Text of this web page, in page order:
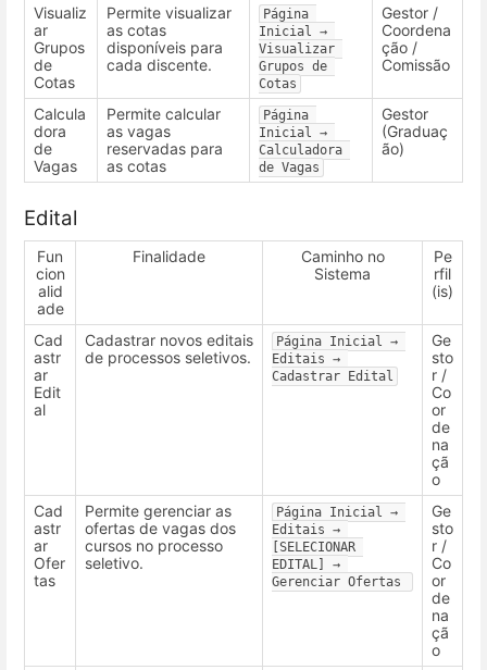
Visualiz
ar
Grupos
de
Cotas
Permite visualizar
as cotas
disponíveis para
cada discente.
Página
Inicial →
Visualizar
Grupos de
Cotas
Gestor /
Coordena
ção /
Comissão
Calcula
dora
de
Vagas
Permite calcular
as vagas
reservadas para
as cotas
Página
Inicial →
Calculadora
de Vagas
Gestor
(Graduaç
ão)
Edital
Fun
cion
alid
ade
Finalidade
Caminho no
Sistema
Pe
rfil
(is)
Cad
astr
ar
Edit
al
Cadastrar novos editais
de processos seletivos.
Página Inicial →
Editais →
Cadastrar Edital
Ge
sto
r /
Co
or
de
na
çã
o
Cad
astr
ar
Ofer
tas
Permite gerenciar as
ofertas de vagas dos
cursos no processo
seletivo.
Página Inicial →
Editais →
[SELECIONAR
EDITAL] →
Gerenciar Ofertas
Ge
sto
r /
Co
or
de
na
çã
o